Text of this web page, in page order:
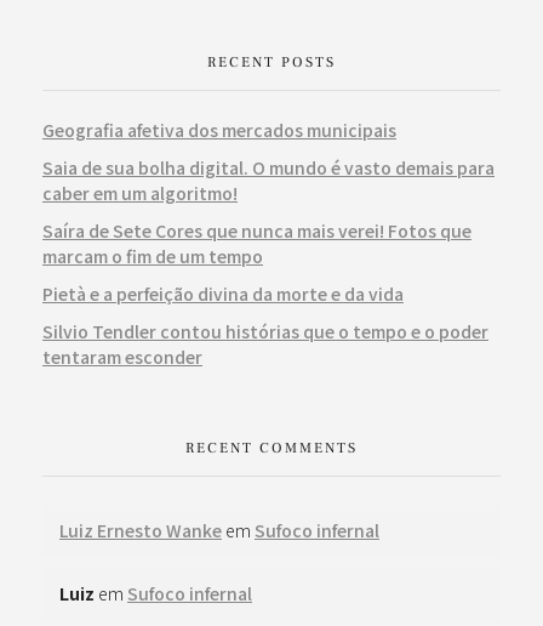
RECENT POSTS
Geografia afetiva dos mercados municipais
Saia de sua bolha digital. O mundo é vasto demais para
caber em um algoritmo!
Saíra de Sete Cores que nunca mais verei! Fotos que
marcam o fim de um tempo
Pietà e a perfeição divina da morte e da vida
Silvio Tendler contou histórias que o tempo e o poder
tentaram esconder
RECENT COMMENTS
Luiz Ernesto Wanke em Sufoco infernal
Luiz em Sufoco infernal